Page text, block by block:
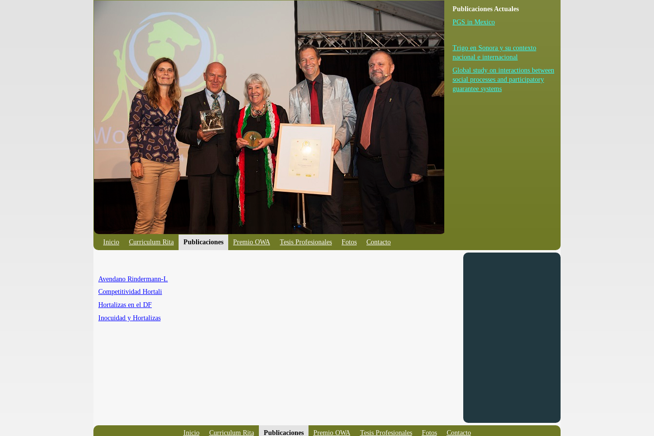
Publicaciones Actuales
PGS in Mexico
Trigo en Sonora y su contexto
nacional e internacional
Global study on interactions between
social processes and participatory
guarantee systems
Inicio Curriculum Rita Publicaciones Premio OWA Tesis Profesionales Fotos Contacto
Avendano Rindermann-L
Competitividad Hortali
Hortalizas en el DF
Inocuidad y Hortalizas
Inicio Curriculum Rita Publicaciones Premio OWA Tesis Profesionales Fotos Contacto